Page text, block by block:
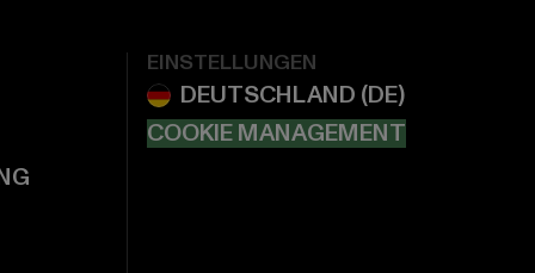
EINSTELLUNGEN
COOKIE MANAGEMENT